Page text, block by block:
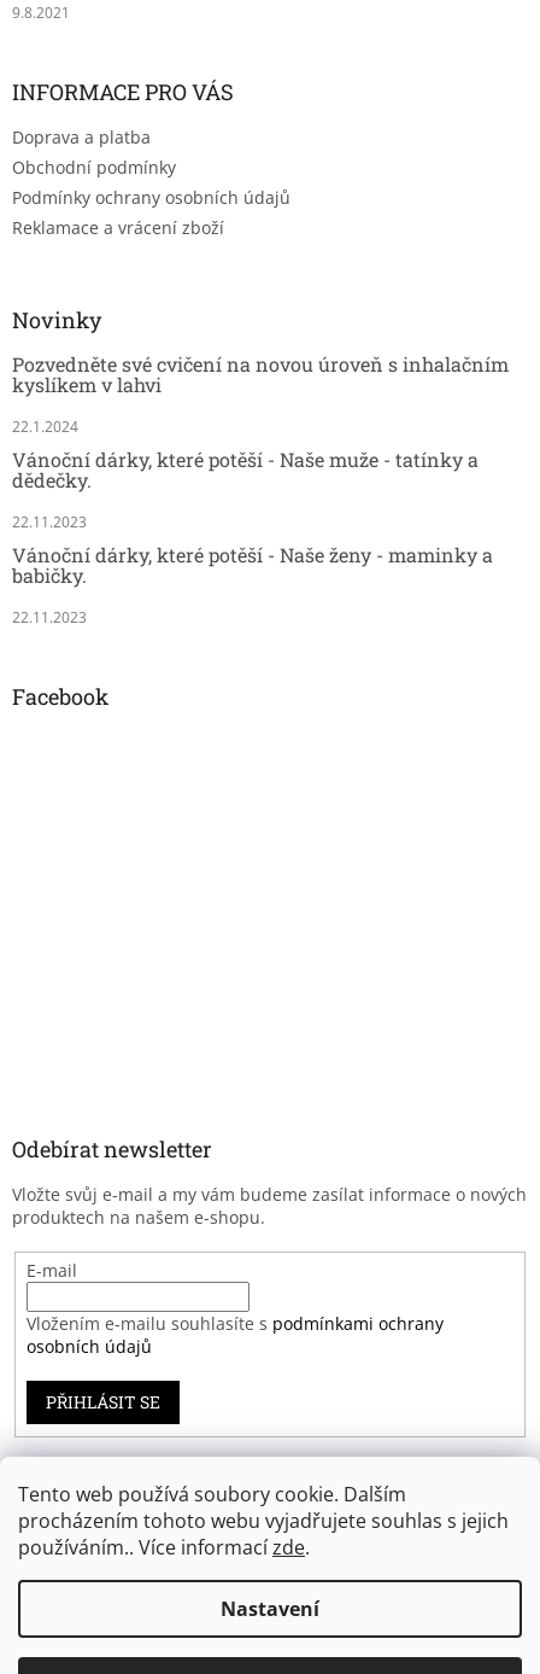
Tento web používá soubory cookie. Dalším
procházením tohoto webu vyjadřujete souhlas s jejich
používáním.. Více informacízde.
Nastavení
9.8.2021
INFORMACE PRO VÁS
Doprava a platba
Obchodní podmínky
Podmínky ochrany osobních údajů
Reklamace a vrácení zboží
Novinky
Pozvedněte své cvičení na novou úroveň s inhalačním
kyslíkem v lahvi
22.1.2024
Vánoční dárky, které potěší - Naše muže - tatínky a
dědečky.
22.11.2023
Vánoční dárky, které potěší - Naše ženy - maminky a
babičky.
22.11.2023
Facebook
Odebírat newsletter
Vložte svůj e-mail a my vám budeme zasílat informace o nových
produktech na našem e-shopu.
E-mail
Vložením e-mailu souhlasíte s podmínkami ochrany
osobních údajů
PŘIHLÁSIT SE
Záruka spokojenosti
Vytvořil Shoptet